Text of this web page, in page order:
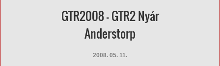
GTR2008 - GTR2 Nyár
Anderstorp
2008. 05. 11.